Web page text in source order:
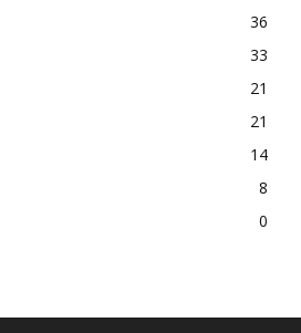
36
33
21
21
14
8
0